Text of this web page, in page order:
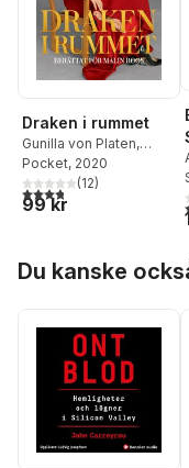
Draken i rummet
Gunilla von Platen,
Malin Roos
Pocket, 2020
3,8utav 5 stjärnor. Totalt
(12)
99 kr
Du kanske